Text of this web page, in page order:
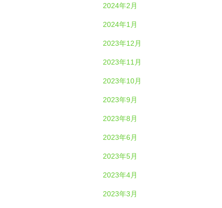
2024年2月
2024年1月
2023年12月
2023年11月
2023年10月
2023年9月
2023年8月
2023年6月
2023年5月
2023年4月
2023年3月